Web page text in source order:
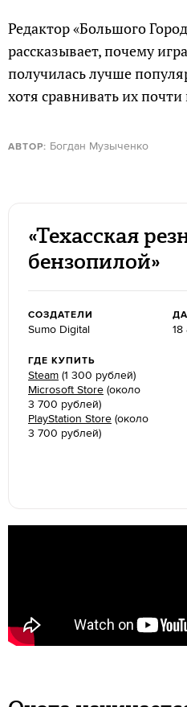
Редактор «Большого
рассказывает, почему
получилась лучше
хотя сравнивать их
АВТОР: Богдан Музыченко
«Техасская
бензопилой»
СОЗДАТЕЛИ
Sumo Digital 18
ГДЕ КУПИТЬ
Steam (1 300 рублей)
Microsoft Store (около
3 700 рублей)
PlayStation Store (около
3 700 рублей)